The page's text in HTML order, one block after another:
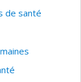
de santé